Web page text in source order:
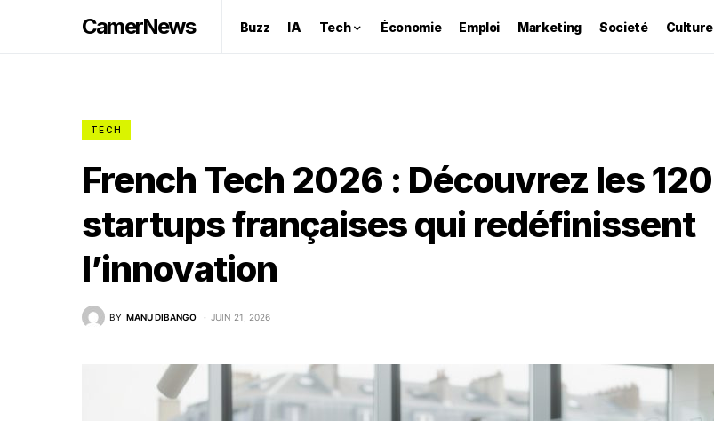
CamerNews Buzz IA Tech Économie Emploi Marketing Societé Culture
TECH
French Tech 2026 : Découvrez les 120
startups françaises qui redéfinissent
l’innovation
BY MANU DIBANGO JUIN 21, 2026